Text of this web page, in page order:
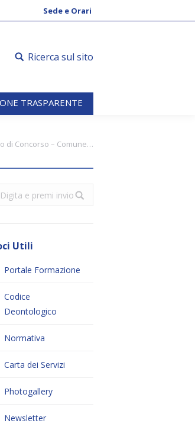
Sede e Orari
Ricerca sul sito
TRASPARENTE
di Concorso – Comune…
Utili
Portale Formazione
Codice
Deontologico
Normativa
Carta dei Servizi
Photogallery
Newsletter
TRASPARENTE